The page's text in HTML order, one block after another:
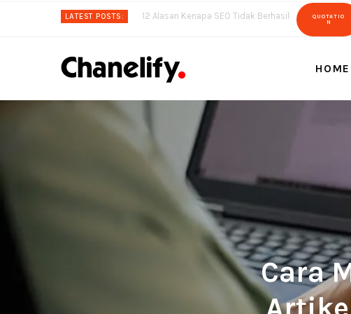
LATEST POSTS: 12 Alasan Kenapa SEO Tidak Berhasil
QUOTATIO
N
HOME
Cara